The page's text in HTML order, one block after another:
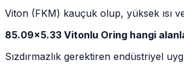
Viton (FKM) kauçuk olup, yüksek ısı
85.09x5.33 Vitonlu Oring hangi
Sızdırmazlık gerektiren endüstriyel